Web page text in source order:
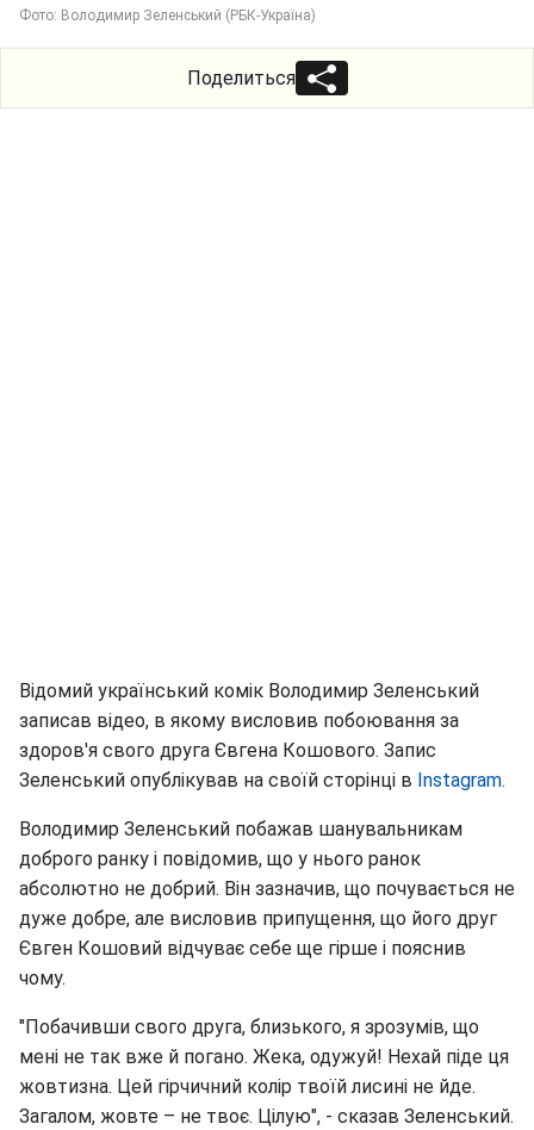
Фото: Володимир Зеленський (РБК-Україна)
Поделиться
Відомий український комік Володимир Зеленський
записав відео, в якому висловив побоювання за
здоров'я свого друга Євгена Кошового. Запис
Зеленський опублікував на своїй сторінці в Instagram.
Володимир Зеленський побажав шанувальникам
доброго ранку і повідомив, що у нього ранок
абсолютно не добрий. Він зазначив, що почувається не
дуже добре, але висловив припущення, що його друг
Євген Кошовий відчуває себе ще гірше і пояснив
чому.
"Побачивши свого друга, близького, я зрозумів, що
мені не так вже й погано. Жека, одужуй! Нехай піде ця
жовтизна. Цей гірчичний колір твоїй лисині не йде.
Загалом, жовте – не твоє. Цілую", - сказав Зеленський.